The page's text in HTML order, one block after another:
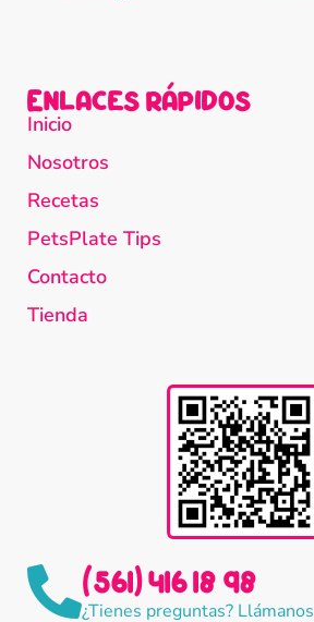
Enlaces rápidos
Inicio
Nosotros
Recetas
PetsPlate Tips
Contacto
Tienda
(561) 416 18 98
¿Tienes preguntas? Llámanos